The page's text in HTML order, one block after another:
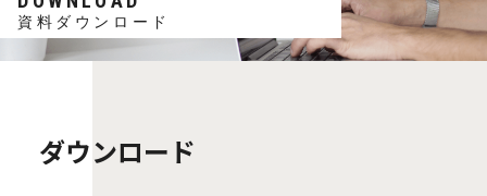
資料ダウンロード
ダウンロード